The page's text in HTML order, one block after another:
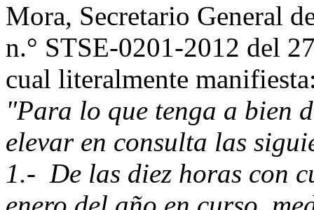
Mora, Secretario General
n.° STSE-0201-2012 del
cual literalmente
"Para lo que tenga a bien
elevar en consulta las
1.- De las diez horas con